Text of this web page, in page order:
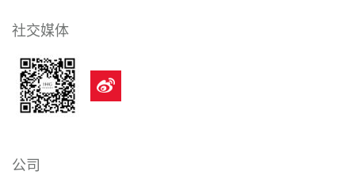
社交媒体
公司